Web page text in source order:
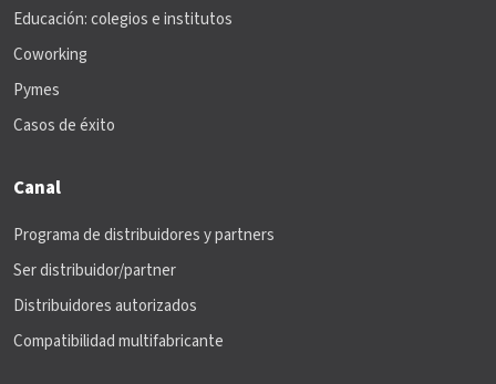
Educación: colegios e institutos
Coworking
Pymes
Casos de éxito
Canal
Programa de distribuidores y partners
Ser distribuidor/partner
Distribuidores autorizados
Compatibilidad multifabricante